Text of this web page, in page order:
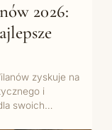
2026:
zyskuje na
i
swoich…